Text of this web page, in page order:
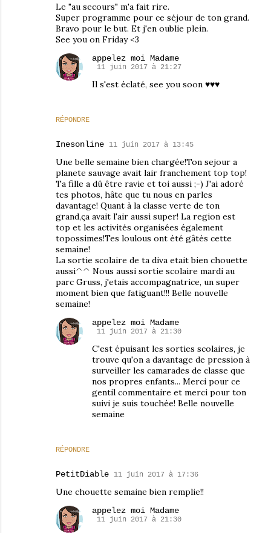
Le "au secours" m'a fait rire.
Super programme pour ce séjour de ton grand.
Bravo pour le but. Et j'en oublie plein.
See you on Friday <3
RÉPONDRE
appelez moi Madame
11 juin 2017 à 21:27
Il s'est éclaté, see you soon ♥♥♥
Inesonline 11 juin 2017 à 13:45
Une belle semaine bien chargée!Ton sejour a
planete sauvage avait lair franchement top top!
Ta fille a dû être ravie et toi aussi ;-) J'ai adoré
tes photos, hâte que tu nous en parles
davantage! Quant à la classe verte de ton
grand,ça avait l'air aussi super! La region est
top et les activités organisées également
topossimes!Tes loulous ont été gâtés cette
semaine!
La sortie scolaire de ta diva etait bien chouette
aussi^^ Nous aussi sortie scolaire mardi au
parc Gruss, j'etais accompagnatrice, un super
moment bien que fatiguant!!! Belle nouvelle
semaine!
RÉPONDRE
appelez moi Madame
11 juin 2017 à 21:30
C'est épuisant les sorties scolaires, je
trouve qu'on a davantage de pression à
surveiller les camarades de classe que
nos propres enfants... Merci pour ce
gentil commentaire et merci pour ton
suivi je suis touchée! Belle nouvelle
semaine
PetitDiable 11 juin 2017 à 17:36
Une chouette semaine bien remplie!!
appelez moi Madame
11 juin 2017 à 21:30